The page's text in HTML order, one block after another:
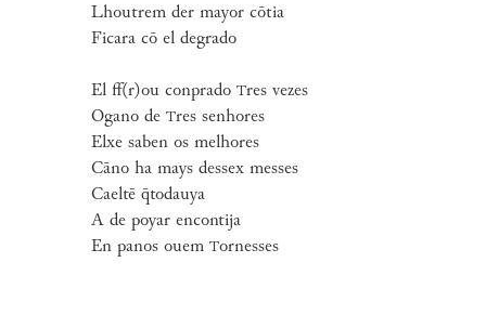
Lhoutrem der mayor cōtia
Ficara cō el degrado
El ff(r)ou conpradoTres vezes
Ogano deTres senhores
Elxe saben os melhores
Cāno ha mays dessex messes
Caeltē q̄todauya
A de poyar encontija
En panos ouemTornesses